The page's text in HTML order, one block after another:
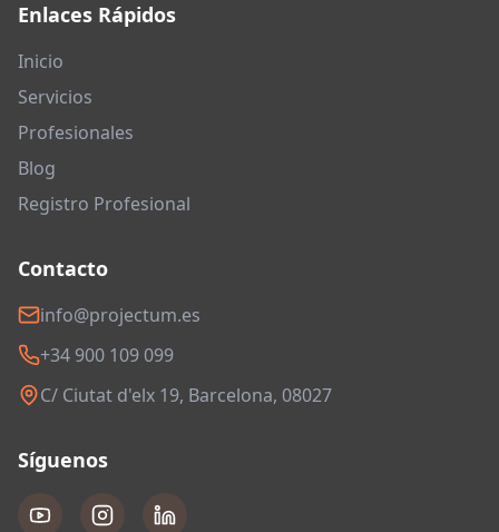
Enlaces Rápidos
Inicio
Servicios
Profesionales
Blog
Registro Profesional
Contacto
info@projectum.es
+34 900 109 099
C/ Ciutat d'elx 19, Barcelona, 08027
Síguenos